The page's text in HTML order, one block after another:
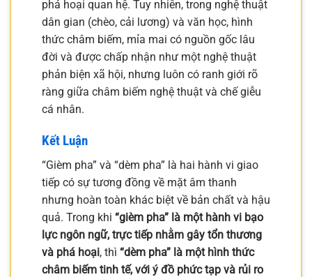
phá hoại quan hệ. Tuy nhiên, trong nghệ thuật
dân gian (chèo, cải lương) và văn học, hình
thức châm biếm, mỉa mai có nguồn gốc lâu
đời và được chấp nhận như một nghệ thuật
phản biện xã hội, nhưng luôn có ranh giới rõ
ràng giữa châm biếm nghệ thuật và chế giễu
cá nhân.
Kết Luận
“Gièm pha” và “dèm pha” là hai hành vi giao
tiếp có sự tương đồng về mặt âm thanh
nhưng hoàn toàn khác biệt về bản chất và hậu
quả. Trong khi “gièm pha” là một hành vi bạo
lực ngôn ngữ, trực tiếp nhằm gây tổn thương
và phá hoại, thì “dèm pha” là một hình thức
châm biếm tinh tế, với ý đồ phức tạp và rủi ro